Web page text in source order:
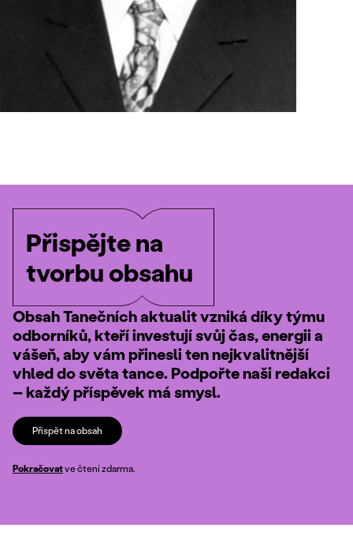
Přispějte na
tvorbu obsahu
Obsah Tanečních aktualit vzniká díky týmu
odborníků, kteří investují svůj čas, energii a
vášeň, aby vám přinesli ten nejkvalitnější
vhled do světa tance. Podpořte naši redakci
– každý příspěvek má smysl.
Přispět na obsah
Pokračovatve čtení zdarma.